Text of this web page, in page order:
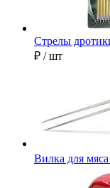
Стрелы
₽ / шт
Вилка для